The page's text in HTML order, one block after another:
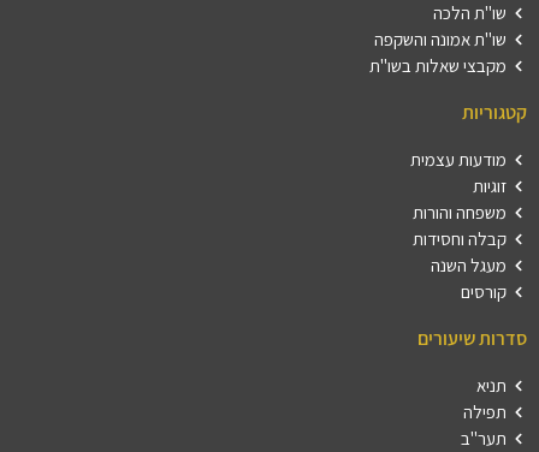
שו"ת הלכה
שו"ת אמונה והשקפה
מקבצי שאלות בשו"ת
קטגוריות
מודעות עצמית
זוגיות
משפחה והורות
קבלה וחסידות
מעגל השנה
קורסים
סדרות שיעורים
תניא
תפילה
תער"ב